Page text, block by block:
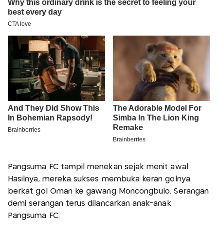
Pangsuma FC tampil menekan sejak menit awal.
Hasilnya, mereka sukses membuka keran golnya
berkat gol Oman ke gawang Moncongbulo. Serangan
demi serangan terus dilancarkan anak-anak
Pangsuma FC.